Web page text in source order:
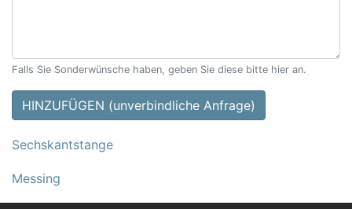
Falls Sie Sonderwünsche haben, geben Sie diese bitte hier an.
HINZUFÜGEN (unverbindliche Anfrage)
Sechskantstange
Messing